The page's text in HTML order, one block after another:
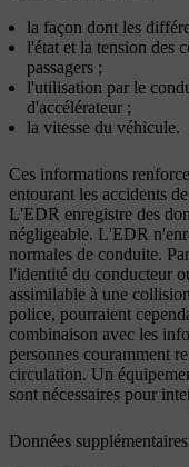
la façon dont les
l'état et la tension des
passagers ;
l'utilisation par le
d'accélérateur ;
la vitesse du véhicule.
Ces informations
entourant les accidents
L'EDR enregistre des
négligeable. L'EDR
normales de conduite.
l'identité du conducteur
assimilable à une
police, pourraient
combinaison avec les
personnes couramment
circulation. Un
sont nécessaires pour
Données